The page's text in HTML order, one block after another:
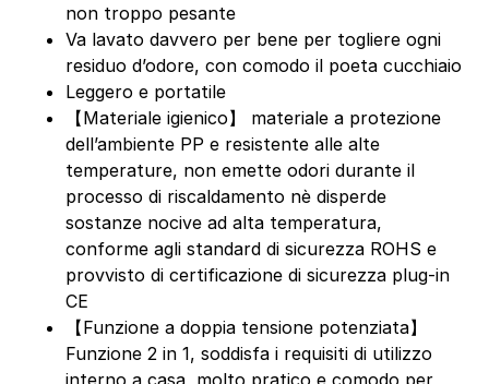
non troppo pesante
Va lavato davvero per bene per togliere ogni
residuo d’odore, con comodo il poeta cucchiaio
Leggero e portatile
【Materiale igienico】 materiale a protezione
dell’ambiente PP e resistente alle alte
temperature, non emette odori durante il
processo di riscaldamento nè disperde
sostanze nocive ad alta temperatura,
conforme agli standard di sicurezza ROHS e
provvisto di certificazione di sicurezza plug-in
CE
【Funzione a doppia tensione potenziata】
Funzione 2 in 1, soddisfa i requisiti di utilizzo
interno a casa, molto pratico e comodo per